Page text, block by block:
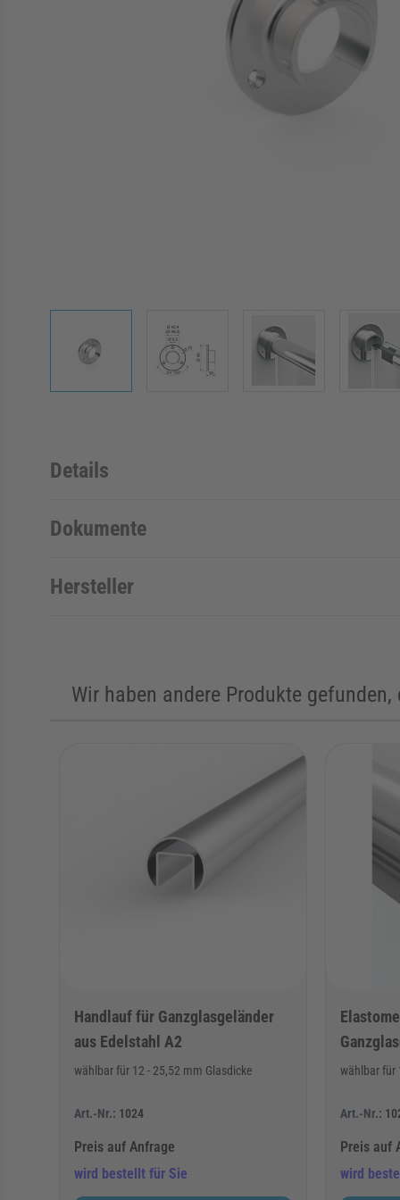
Details
Dokumente
Hersteller
Wir haben andere Produkte
Die Navigation durch die Elemente des Karussells ist mit
Handlauf für Ganzglasgeländer
aus Edelstahl A2
wählbar für 12 - 25,52 mm Glasdicke
Art.-Nr.: 1024
Preis auf Anfrage
wird bestellt für Sie
wählbar für
Art.-Nr.:
Preis auf
wird